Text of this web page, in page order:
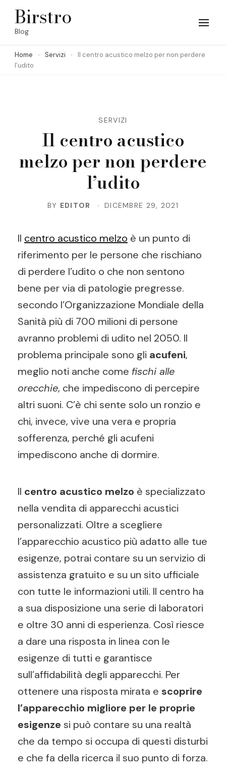
Skip
(Press
Birstro
Blog
Home Servizi
Il centro acustico melzo per non perdere
l’udito
SERVIZI
Il centro acustico
melzo per non perdere
l’udito
BY EDITOR DICEMBRE 29, 2021
Il centro acustico melzo è un punto di
riferimento per le persone che rischiano
di perdere l’udito o che non sentono
bene per via di patologie pregresse.
secondo l’Organizzazione Mondiale della
Sanità più di 700 milioni di persone
avranno problemi di udito nel 2050. Il
problema principale sono gli acufeni,
meglio noti anche come fischi alle
orecchie, che impediscono di percepire
altri suoni. C’è chi sente solo un ronzio e
chi, invece, vive una vera e propria
sofferenza, perché gli acufeni
impediscono anche di dormire.
Il centro acustico melzo è specializzato
nella vendita di apparecchi acustici
personalizzati. Oltre a scegliere
l’apparecchio acustico più adatto alle tue
esigenze, potrai contare su un servizio di
assistenza gratuito e su un sito ufficiale
con tutte le informazioni utili. Il centro ha
a sua disposizione una serie di laboratori
e oltre 30 anni di esperienza. Così riesce
a dare una risposta in linea con le
esigenze di tutti e garantisce
sull’affidabilità degli apparecchi. Per
ottenere una risposta mirata e scoprire
l’apparecchio migliore per le proprie
esigenze si può contare su una realtà
che da tempo si occupa di questi disturbi
e che fa della ricerca il suo punto di forza.